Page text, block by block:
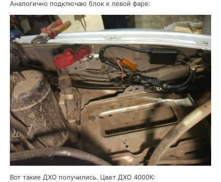
Аналогично подключаю блок к левой фаре:
Вот такие ДХО получились. Цвет ДХО 4000К: